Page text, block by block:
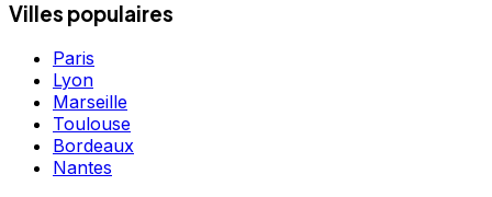
Villes populaires
Paris
Lyon
Marseille
Toulouse
Bordeaux
Nantes